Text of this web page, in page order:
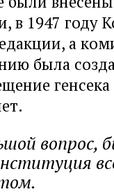
в 1947 году
а
была
генсека
вопрос,